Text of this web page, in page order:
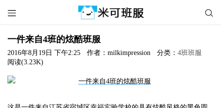
 
一件来自4班的炫酷班服
2016年8月19日 下午2:25 作者：milkimpression 分类： 4班班服
阅读(3.23K)